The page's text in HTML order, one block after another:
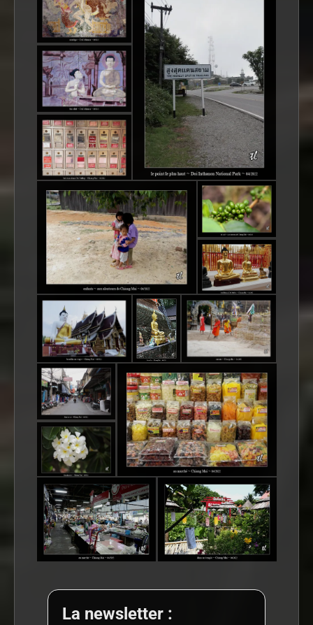
La newsletter :